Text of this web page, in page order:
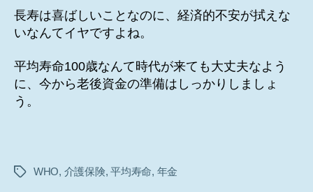
長寿は喜ばしいことなのに、経済的不安が拭えな
いなんてイヤですよね。
平均寿命100歳なんて時代が来ても大丈夫なよう
に、今から老後資金の準備はしっかりしましょ
う。
タ
WHO, 介護保険,平均寿命, 年金